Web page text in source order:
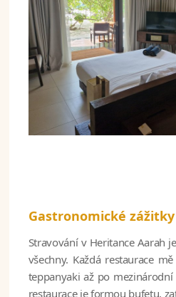
Gastronomické zážitky
Stravování v Heritance Aarah
všechny. Každá restaurace
teppanyaki až po
restaurace je formou bufetu,